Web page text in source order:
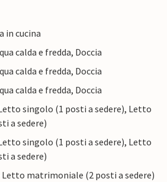
in cucina
calda e fredda, Doccia
calda e fredda, Doccia
calda e fredda, Doccia
singolo (1 posti a sedere), Letto
a sedere)
singolo (1 posti a sedere), Letto
a sedere)
Letto matrimoniale (2 posti a sedere)